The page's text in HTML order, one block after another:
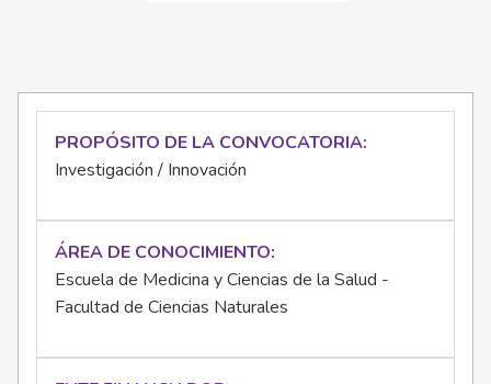
PROPÓSITO DE LA CONVOCATORIA
Investigación / Innovación
ÁREA DE CONOCIMIENTO
Escuela de Medicina y Ciencias de la Salud -
Facultad de Ciencias Naturales